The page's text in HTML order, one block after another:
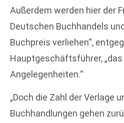
Außerdem werden hier der
Deutschen Buchhandels
Buchpreis verliehen“,
Hauptgeschäftsführer,
Angelegenheiten.“
„Doch die Zahl der Verlage
Buchhandlungen gehen